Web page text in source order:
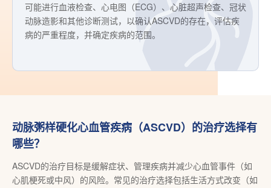
可能进行血液检查、心电图（ECG）、心脏超声检查、冠状
动脉造影和其他诊断测试，以确认ASCVD的存在，评估疾
病的严重程度，并确定疾病的范围。
动脉粥样硬化心血管疾病（ASCVD）的治疗选择有
哪些？
ASCVD的治疗目标是缓解症状、管理疾病并减少心血管事件（如
心肌梗死或中风）的风险。常见的治疗选择包括生活方式改变（如